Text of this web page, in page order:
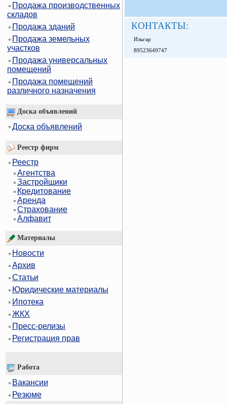
Продажа производственных
складов
Продажа зданий
Продажа земельных
участков
Продажа универсальных
помещений
Продажа помещений
различного назначения
Доска объявлений
Доска объявлений
Реестр фирм
Реестр
Агентства
Застройщики
Кредитование
Аренда
Страхование
Алфавит
Материалы
Новости
Архив
Статьи
Юридические материалы
Ипотека
ЖКХ
Пресс-релизы
Регистрация прав
Работа
Вакансии
Резюме
КОНТАКТЫ:
Ильгар
89523649747